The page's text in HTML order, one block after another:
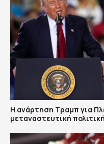
Η ανάρτηση Τραμπ για
μεταναστευτική